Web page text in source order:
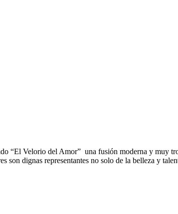
“El Velorio del Amor” una fusión moderna y muy
son dignas representantes no solo de la belleza y